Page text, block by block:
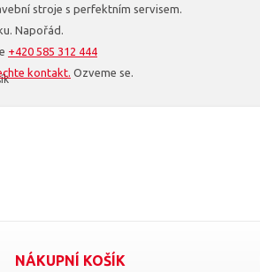
stroje s perfektním servisem.
Napořád.
+420 585 312 444
kontakt. Ozveme se.
NÁKUPNÍ KOŠÍK